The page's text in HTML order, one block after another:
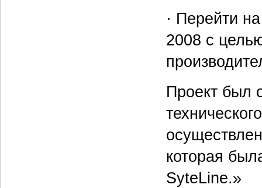
· Перейти
2008 с
Проект был
которая
SyteLine.»